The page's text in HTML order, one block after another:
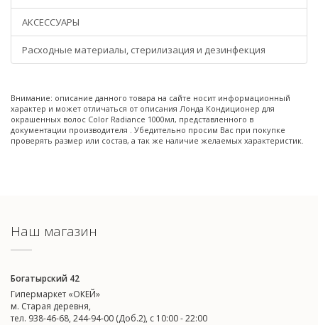
АКСЕССУАРЫ
Расходные материалы, стерилизация и дезинфекция
Внимание: описание данного товара на сайте носит информационный
характер и может отличаться от описания Лонда Кондиционер для
окрашенных волос Color Radiance 1000мл, представленного в
документации производителя . Убедительно просим Вас при покупке
проверять размер или состав, а так же наличие желаемых характеристик.
Наш магазин
Богатырский 42
Гипермаркет «ОКЕЙ»
м. Старая деревня,
тел. 938-46-68, 244-94-00 (Доб.2), c 10:00 - 22:00